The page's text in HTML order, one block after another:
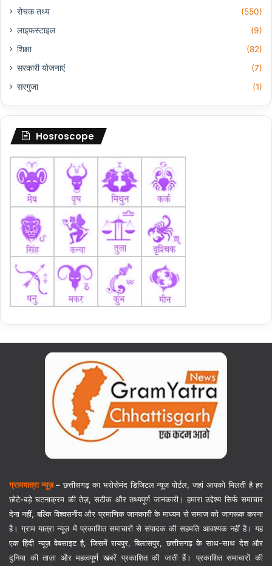
रोचक तथ्य
(550)
लाइफस्टाइल
(9)
शिक्षा
(82)
सरकारी योजनाएं
(7)
सरगुजा
(1)
Hosroscope
ग्रामयात्रा न्यूज़–छत्तीसगढ़ का भरोसेमंद डिजिटल न्यूज़ पोर्टल, जहां आपको मिलती है हर
छोटे-बड़े घटनाक्रम की तेज़, सटीक और तथ्यपूर्ण जानकारी। हमारा उद्देश्य सिर्फ समाचार
देना नहीं, बल्कि विश्वसनीय और प्रमाणिक जानकारी के माध्यम से समाज को जागरूक करना
है। ग्राम यात्रा न्यूज़ में प्रकाशित समाचारों से संपादक की सहमति आवश्यक नहीं है। यह
एक हिंदी न्यूज़ वेबसाइट है, जिसमें रायपुर, बिलासपुर, छत्तीसगढ़ के साथ-साथ देश और
दुनिया की ताज़ा और महत्वपूर्ण खबरें प्रकाशित की जाती हैं। प्रकाशित समाचारों की